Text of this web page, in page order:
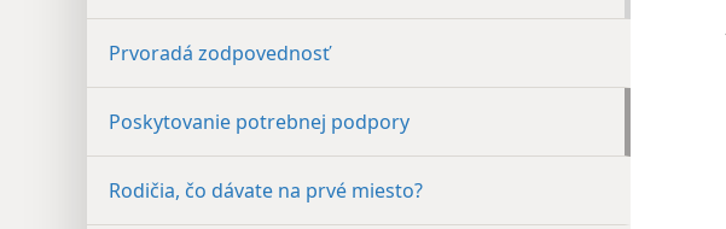
Prvoradá zodpovednosť
Poskytovanie potrebnej podpory
Rodičia, čo dávate na prvé miesto?